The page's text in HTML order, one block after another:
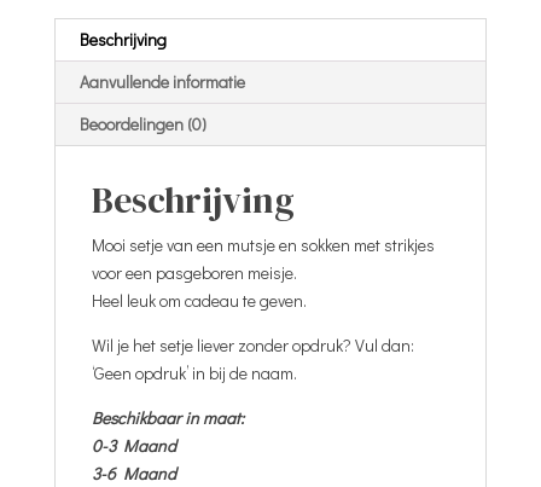
Beschrijving
Aanvullende informatie
Beoordelingen (0)
Beschrijving
Mooi setje van een mutsje en sokken met strikjes
voor een pasgeboren meisje.
Heel leuk om cadeau te geven.
Wil je het setje liever zonder opdruk? Vul dan:
‘Geen opdruk’ in bij de naam.
Beschikbaar in maat:
0-3 Maand
3-6 Maand